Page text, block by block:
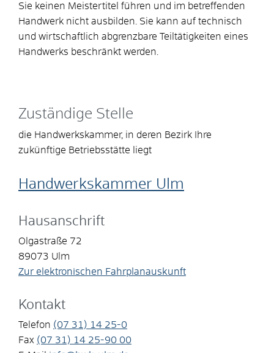
Sie keinen Meistertitel führen und im betreffenden
Handwerk nicht ausbilden. Sie kann auf technisch
und wirtschaftlich abgrenzbare Teiltätigkeiten eines
Handwerks beschränkt werden.
Zuständige Stelle
die Handwerkskammer, in deren Bezirk Ihre
zukünftige Betriebsstätte liegt
Handwerkskammer Ulm
Hausanschrift
Olgastraße 72
89073 Ulm
Zur elektronischen Fahrplanauskunft
Kontakt
Telefon (07 31) 14 25-0
Fax (07 31) 14 25-90 00